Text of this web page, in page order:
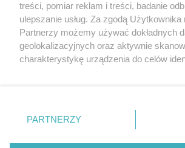
treści, pomiar reklam i treści, badanie
ulepszanie usług. Za zgodą Użytkownika
Partnerzy możemy używać dokładnych
geolokalizacyjnych oraz aktywnie
charakterystykę urządzenia do celów
zmienić/wycofać klikając przycisk
znajdujący się w lewym dolnym rogu
rodzaje przetwarzania danych nie
PARTNERZY